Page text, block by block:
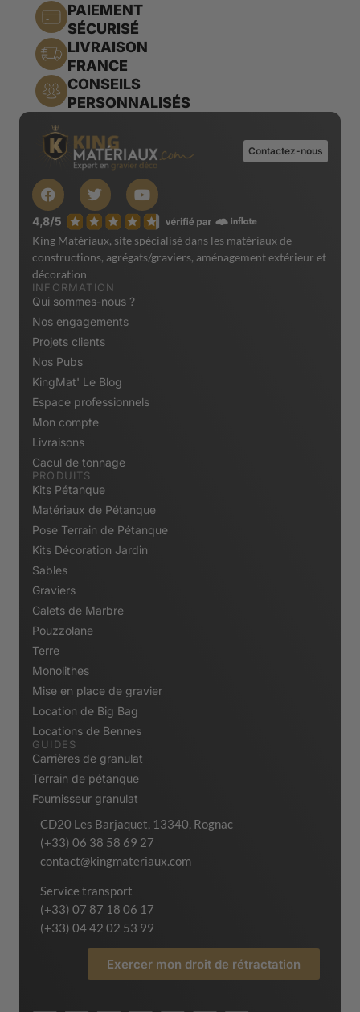
PAIEMENT
SÉCURISÉ
LIVRAISON
FRANCE
CONSEILS
PERSONNALISÉS
Contactez-nous
King Matériaux, site spécialisé dans les matériaux de
constructions, agrégats/graviers, aménagement extérieur et
décoration
INFORMATION
Qui sommes-nous ?
Nos engagements
Projets clients
Nos Pubs
KingMat' Le Blog
Espace professionnels
Mon compte
Livraisons
Cacul de tonnage
PRODUITS
Kits Pétanque
Matériaux de Pétanque
Pose Terrain de Pétanque
Kits Décoration Jardin
Sables
Graviers
Galets de Marbre
Pouzzolane
Terre
Monolithes
Mise en place de gravier
Location de Big Bag
Locations de Bennes
GUIDES
Carrières de granulat
Terrain de pétanque
Fournisseur granulat
CD20 Les Barjaquet, 13340, Rognac
(+33) 06 38 58 69 27
contact@kingmateriaux.com
Service transport
(+33) 07 87 18 06 17
(+33) 04 42 02 53 99
Exercer mon droit de rétractation